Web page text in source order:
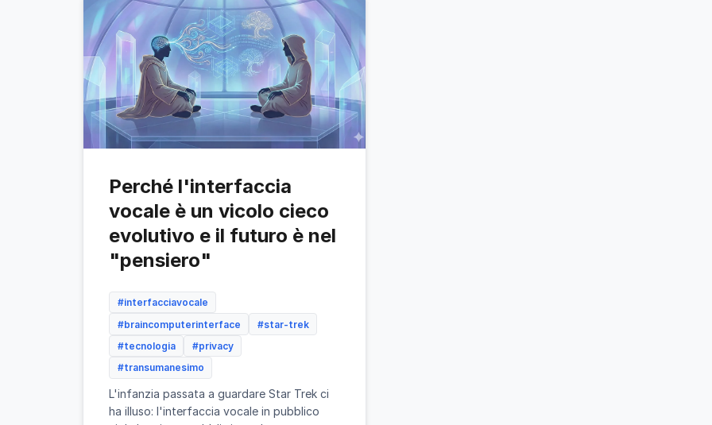
Perché l'interfaccia
vocale è un vicolo cieco
evolutivo e il futuro è nel
"pensiero"
#interfacciavocale
#braincomputerinterface
#star-trek
#tecnologia
#privacy
#transumanesimo
L'infanzia passata a guardare Star Trek ci
ha illuso: l'interfaccia vocale in pubblico